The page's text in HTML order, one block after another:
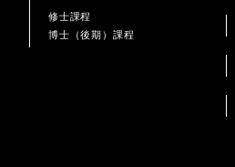
修士課程
博士（後期）課程